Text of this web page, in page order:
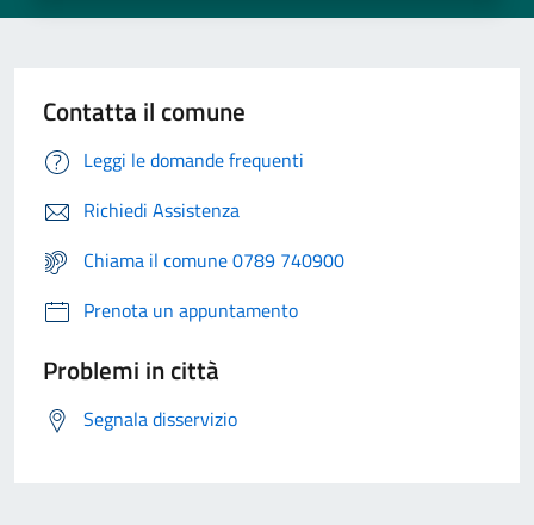
Contatta il comune
Leggi le domande frequenti
Richiedi Assistenza
Chiama il comune 0789 740900
Prenota un appuntamento
Problemi in città
Segnala disservizio